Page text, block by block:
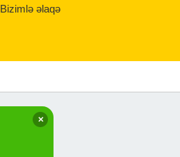
Bizimlə əlaqə
✕